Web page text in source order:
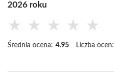
2026 roku
★ ★ ★ ★ ★
Średnia ocena: 4.95 Liczba ocen: